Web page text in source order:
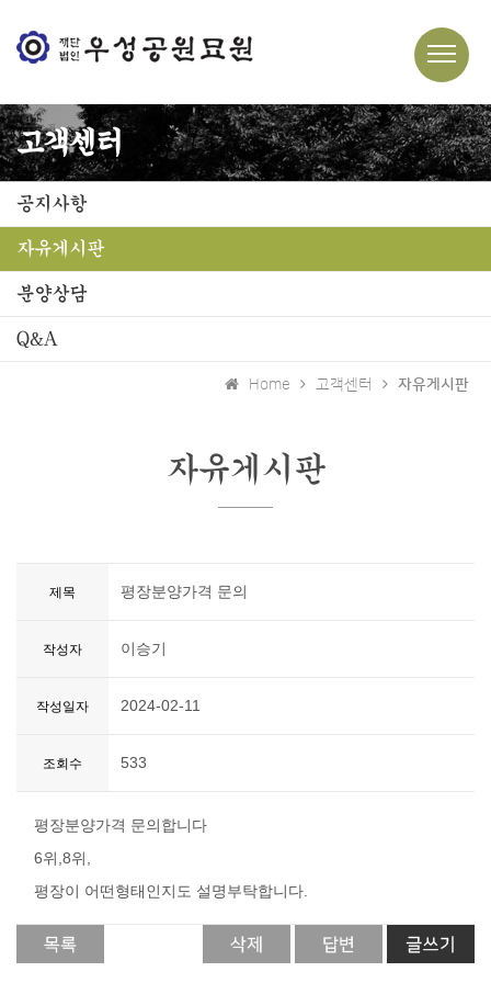
고객센터
공지사항
자유게시판
분양상담
Q&A
Home 고객센터 자유게시판
자유게시판
제목 평장분양가격 문의
작성자 이승기
작성일자 2024-02-11
조회수 533
평장분양가격 문의합니다
6위,8위,
평장이 어떤형태인지도 설명부탁합니다.